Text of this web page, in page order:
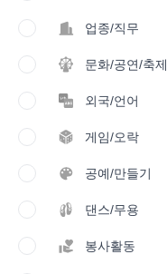
업종/직무
문화/공연/축제
외국/언어
게임/오락
공예/만들기
댄스/무용
봉사활동